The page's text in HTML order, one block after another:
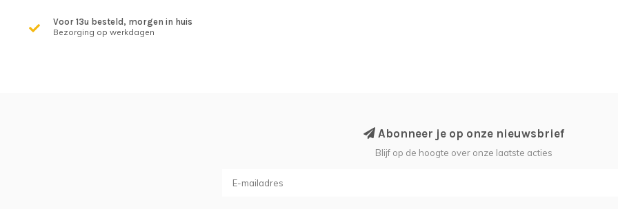
Voor 13u besteld, morgen in huis
Bezorging op werkdagen
Abonneer je op onze nieuwsbrief
Blijf op de hoogte over onze laatste acties